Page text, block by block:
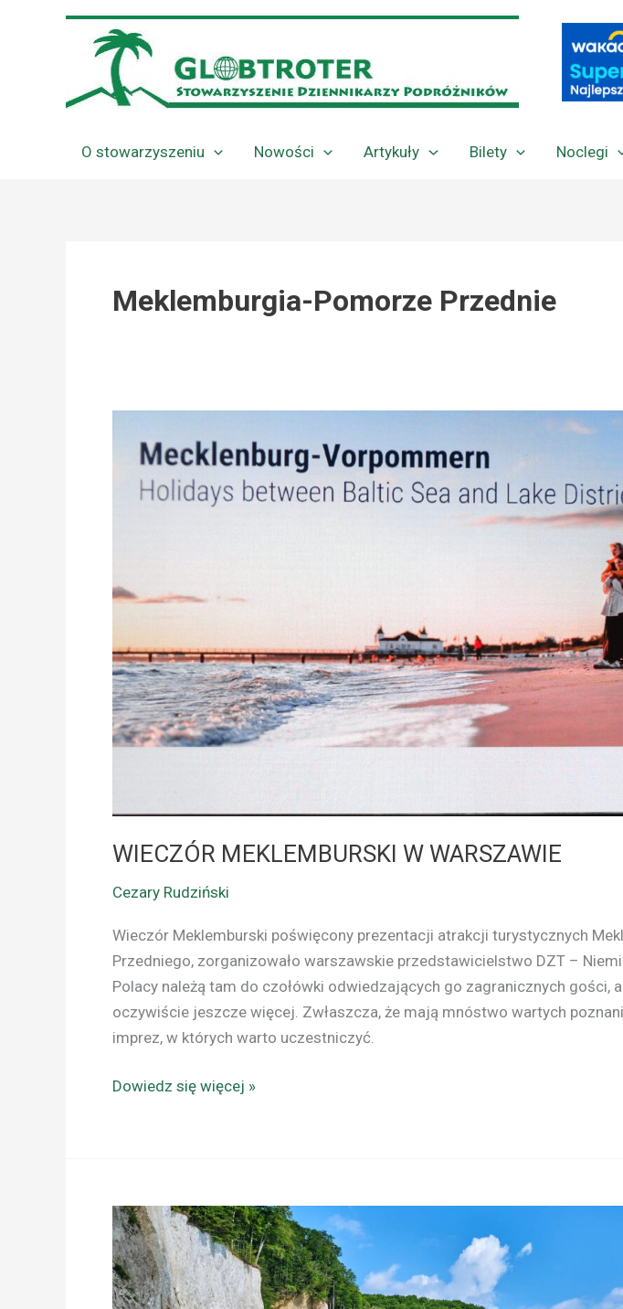
O stowarzyszeniu Nowości Artykuły Bilety Noclegi
Meklemburgia-Pomorze Przednie
WIECZÓR MEKLEMBURSKI W WARSZAWIE
Cezary Rudziński
Wieczór Meklemburski poświęcony prezentacji atrakcji turystycznych
Przedniego, zorganizowało warszawskie przedstawicielstwo DZT –
Polacy należą tam do czołówki odwiedzających go zagranicznych gości,
oczywiście jeszcze więcej. Zwłaszcza, że mają mnóstwo wartych
imprez, w których warto uczestniczyć.
MEKLEMBURSKI
WARSZAWIE
Dowiedz się więcej »
NIEMCY:
JESIEŃ
W
MEKLEMBURGII